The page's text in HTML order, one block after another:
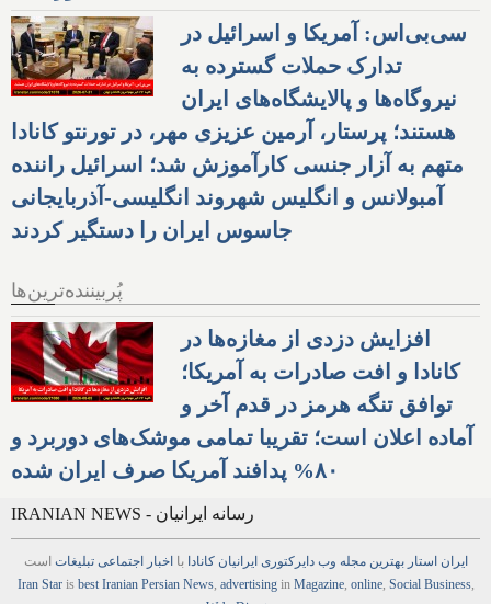
سی‌بی‌اس: آمریکا و اسرائیل در
تدارک حملات گسترده به
نیروگاه‌ها و پالایشگاه‌های ایران
هستند؛ پرستار، آرمین عزیزی مهر، در تورنتو کانادا
متهم به آزار جنسی کارآموزش شد؛ اسرائیل راننده
آمبولانس و انگلیس شهروند انگلیسی-آذربایجانی
جاسوس ایران را دستگیر کردند
پُربیننده‌ترین‌ها
افزایش دزدی از مغازه‌ها در
کانادا و افت صادرات به آمریکا؛
توافق تنگه هرمز در قدم آخر و
آماده اعلان است؛ تقریبا تمامی موشک‌های دوربرد و
۸۰% پدافند آمریکا صرف ایران شده
IRANIAN NEWS - رسانه ایرانیان
ایران استار بهترین مجله وب دایرکتوری ایرانیان کانادا بااخبار اجتماعی تبلیغات است
Iran Staris best Iranian Persian News, advertisingin Magazine, online, Social Business,